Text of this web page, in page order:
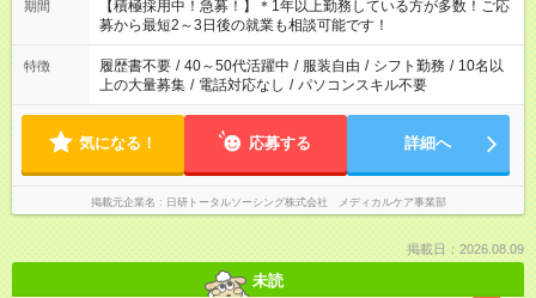
たくない」 など、ご希望を教えてくださいね。 ※Wワーク希望
の方へ 今ご覧のお仕事で希望する勤務時間と、もう1つのお仕事
の勤務時間。 合計で週40時間を超える場合は応募できません。
期間
【積極採用中！急募！】＊1年以上勤務している方が多数！ご応
募から最短2～3日後の就業も相談可能です！
特徴 履歴書不要 / 40～50代活躍中 / 服装自由 / シフト勤務 / 10名以
上の大量募集 / 電話対応なし / パソコンスキル不要
気になる！ 応募する 詳細へ
掲載元企業名 日研トータルソーシング株式会社 メディカルケア事業部
掲載日：2026.08.09
未読